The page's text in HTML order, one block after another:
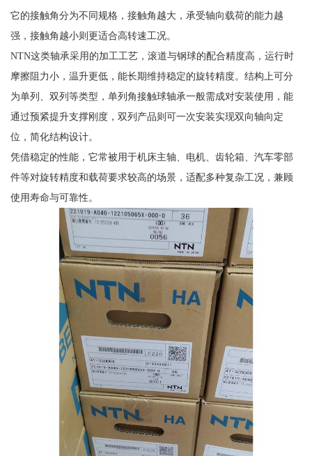
它的接触角分为不同规格，接触角越大，承受轴向载荷的能力越
强，接触角越小则更适合高转速工况。
NTN这类轴承采用的加工工艺，滚道与钢球的配合精度高，运行时
摩擦阻力小，温升更低，能长期维持稳定的旋转精度。结构上可分
为单列、双列等类型，单列角接触球轴承一般需成对安装使用，能
通过预紧提升支撑刚度，双列产品则可一次安装实现双向轴向定
位，简化结构设计。
凭借稳定的性能，它常被用于机床主轴、电机、齿轮箱、汽车零部
件等对旋转精度和载荷要求较高的场景，适配多种复杂工况，兼顾
使用寿命与可靠性。